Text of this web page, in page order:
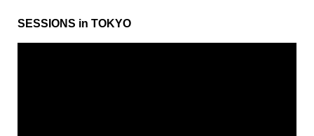
SESSIONS in TOKYO